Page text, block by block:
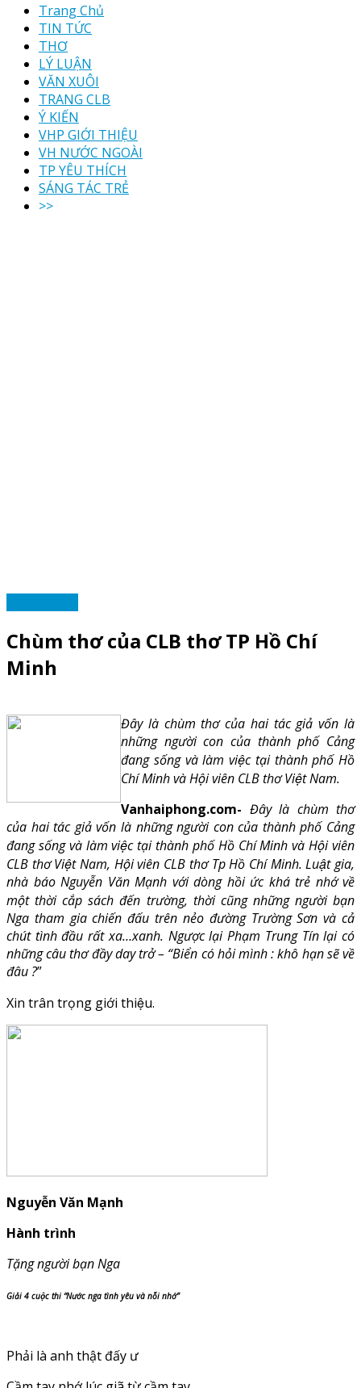
Trang Chủ
TIN TỨC
THƠ
LÝ LUẬN
VĂN XUÔI
TRANG CLB
Ý KIẾN
VHP GIỚI THIỆU
VH NƯỚC NGOÀI
TP YÊU THÍCH
SÁNG TÁC TRẺ
>>
Chùm thơ của CLB thơ TP Hồ Chí
Minh
Đây là chùm thơ của hai tác giả vốn là
những người con của thành phố Cảng
đang sống và làm việc tại thành phố Hồ
Chí Minh và Hội viên CLB thơ Việt Nam.
Vanhaiphong.com- Đây là chùm thơ
của hai tác giả vốn là những người con của thành phố Cảng
đang sống và làm việc tại thành phố Hồ Chí Minh và Hội viên
CLB thơ Việt Nam, Hội viên CLB thơ Tp Hồ Chí Minh. Luật gia,
nhà báo Nguyễn Văn Mạnh với dòng hồi ức khá trẻ nhớ về
một thời cắp sách đến trường, thời cũng những người bạn
Nga tham gia chiến đấu trên nẻo đường Trường Sơn và cả
chút tình đầu rất xa…xanh. Ngược lại Phạm Trung Tín lại có
những câu thơ đầy day trở – “Biển có hỏi mình : khô hạn sẽ về
đâu ?”
Xin trân trọng giới thiệu.
Nguyễn Văn Mạnh
Hành trình
Tặng người bạn Nga
Giải 4 cuộc thi “Nước nga tình yêu và nỗi nhớ”
Phải là anh thật đấy ư